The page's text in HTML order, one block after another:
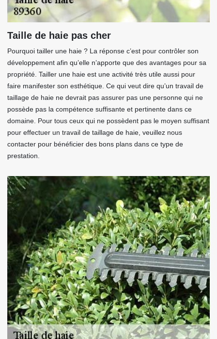
Taille de haie pas cher
Pourquoi tailler une haie ? La réponse c’est pour contrôler son
développement afin qu’elle n’apporte que des avantages pour sa
propriété. Tailler une haie est une activité très utile aussi pour
faire manifester son esthétique. Ce qui veut dire qu’un travail de
taillage de haie ne devrait pas assurer pas une personne qui ne
possède pas la compétence suffisante et pertinente dans ce
domaine. Pour tous ceux qui ne possèdent pas le moyen suffisant
pour effectuer un travail de taillage de haie, veuillez nous
contacter pour bénéficier des bons plans dans ce type de
prestation.